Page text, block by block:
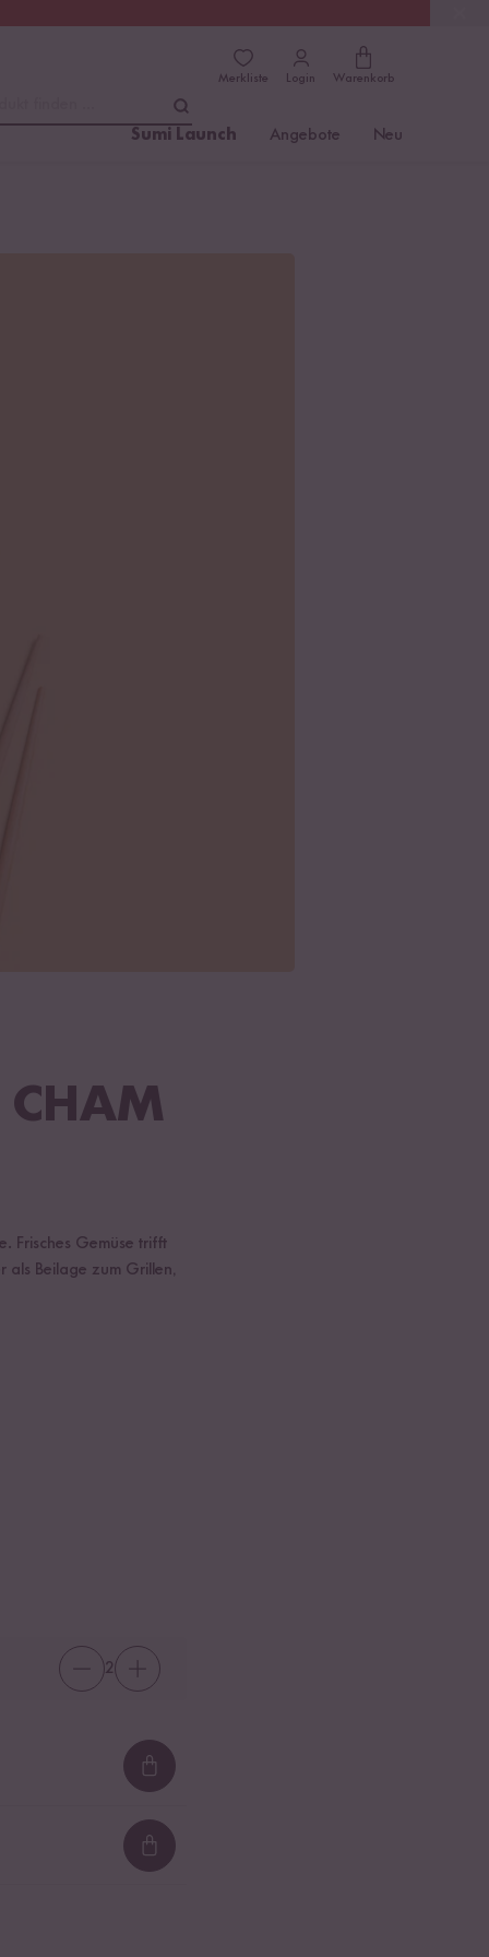
Merkliste Login Warenkorb
Sumi Launch Angebote Neu
CHAM
Frisches Gemüse trifft
als Beilage zum Grillen,
2
Loading...
Loading...